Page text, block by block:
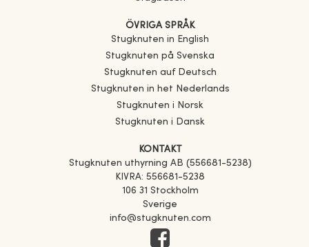
ÖVRIGA SPRÅK
Stugknuten in English
Stugknuten på Svenska
Stugknuten auf Deutsch
Stugknuten in het Nederlands
Stugknuten i Norsk
Stugknuten i Dansk
KONTAKT
Stugknuten uthyrning AB (556681-5238)
KIVRA: 556681-5238
106 31 Stockholm
Sverige
info@stugknuten.com